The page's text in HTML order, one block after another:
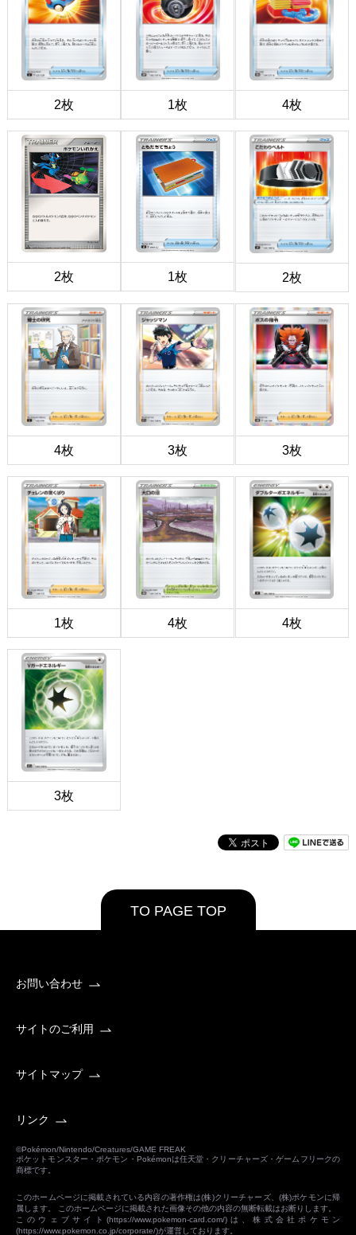
2枚 1枚 4枚
2枚 1枚 2枚
4枚 3枚 3枚
1枚 4枚 4枚
3枚
TO PAGE TOP
お問い合わせ
サイトのご利用
サイトマップ
リンク
©Pokémon/Nintendo/Creatures/GAME FREAK
ポケットモンスター・ポケモン・Pokémonは任天堂・クリーチャーズ・ゲームフリークの
商標です。
このホームページに掲載されている内容の著作権は(株)クリーチャーズ、(株)ポケモンに帰
属します。 このホームページに掲載された画像その他の内容の無断転載はお断りします。
このウェブサイト(https://www.pokemon-card.com/)は、株式会社ポケモン
(https://www.pokemon.co.jp/corporate/)が運営しております。